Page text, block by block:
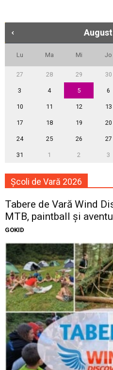
August
Lu Ma Mi Jo
27 28 29 30
3 4 5 6
10 11 12 13
17 18 19 20
24 25 26 27
31 1 2 3
Școli de Vară 2026
Tabere de Vară Wind
MTB, paintball și
GOKID